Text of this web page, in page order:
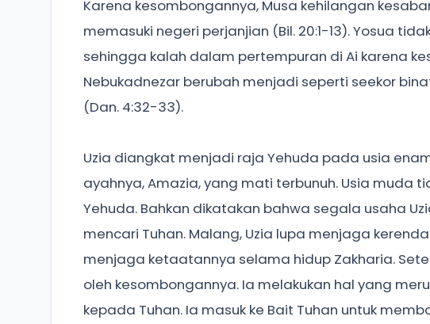
Karena kesombongannya, Musa kehilangan
memasuki negeri perjanjian (Bil. 20:1-13). Yosua
sehingga kalah dalam pertempuran di Ai karena
Nebukadnezar berubah menjadi seperti seekor
(Dan. 4:32-33).
Uzia diangkat menjadi raja Yehuda pada usia
ayahnya, Amazia, yang mati terbunuh. Usia muda
Yehuda. Bahkan dikatakan bahwa segala usaha
mencari Tuhan. Malang, Uzia lupa menjaga
menjaga ketaatannya selama hidup Zakharia.
oleh kesombongannya. Ia melakukan hal yang
kepada Tuhan. Ia masuk ke Bait Tuhan untuk